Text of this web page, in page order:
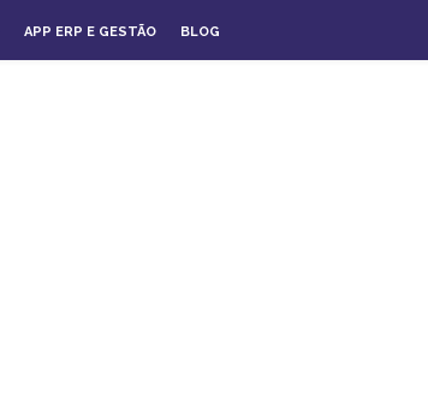
APP ERP E GESTÃO BLOG